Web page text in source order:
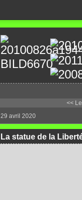
<<
29 avril 2020
La statue de la